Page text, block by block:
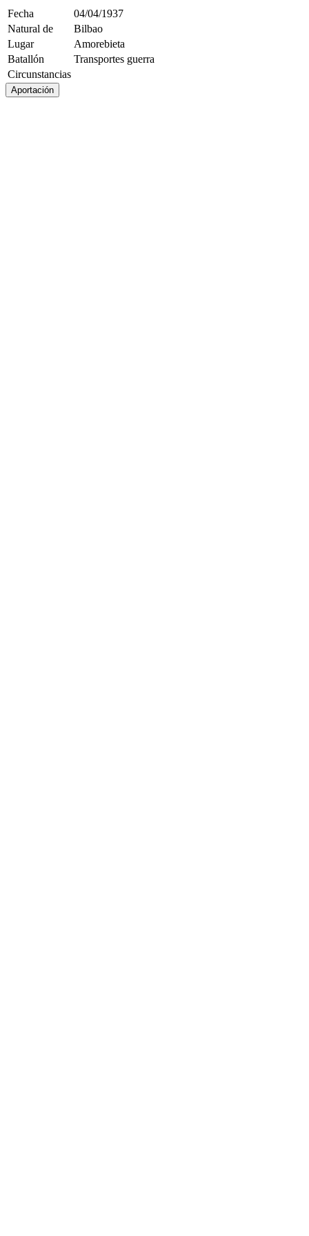
Fecha
04/04/1937
Natural de
Bilbao
Lugar
Amorebieta
Batallón
Transportes guerra
Circunstancias